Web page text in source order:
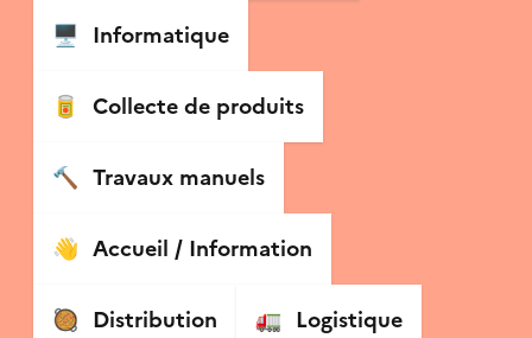
🖥 Informatique
🥫 Collecte de produits
🔨 Travaux manuels
👋 Accueil / Information
🥘 Distribution 🚛 Logistique